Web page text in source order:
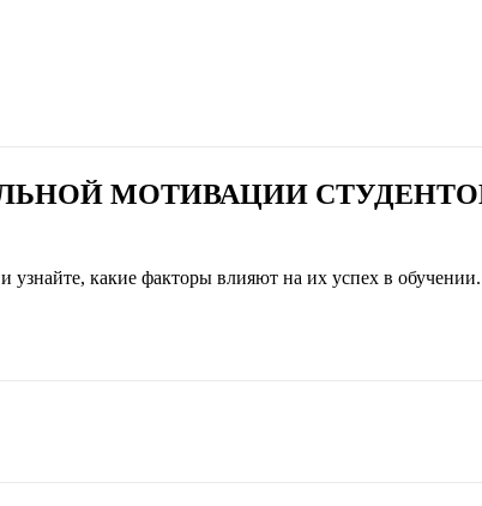
МОТИВАЦИИ
какие факторы влияют на их успех в